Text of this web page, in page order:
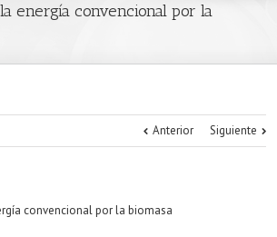
energía convencional por la
Anterior Siguiente